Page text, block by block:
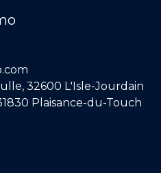
32600 L'Isle-Jourdain
Plaisance-du-Touch